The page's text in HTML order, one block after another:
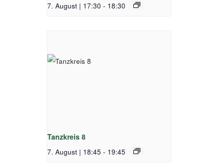
7. August | 17:30 - 18:30
Tanzkreis 8
7. August | 18:45 - 19:45